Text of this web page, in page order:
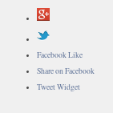
Facebook Like
Share on Facebook
Tweet Widget